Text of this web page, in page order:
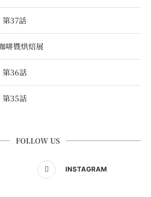
第37話
啡暨烘焙展
第36話
第35話
FOLLOW US
INSTAGRAM